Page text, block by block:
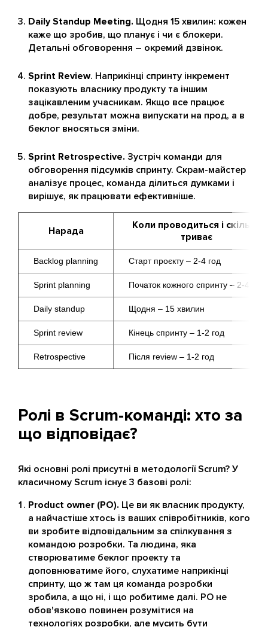
Daily Standup Meeting. Щодня 15 хвилин: кожен
каже що зробив, що планує і чи є блокери.
Детальні обговорення – окремий дзвінок.
Sprint Review. Наприкінці спринту інкремент
показують власнику продукту та іншим
зацікавленим учасникам. Якщо все працює
добре, результат можна випускати на прод, а в
беклог вносяться зміни.
Sprint Retrospective. Зустріч команди для
обговорення підсумків спринту. Скрам-майстер
аналізує процес, команда ділиться думками і
вирішує, як працювати ефективніше.
Нарада
Коли проводиться і скільки
триває
Backlog planning Старт проєкту – 2-4 год
Sprint planning Початок кожного спринту – 2-4 год
Daily standup Щодня – 15 хвилин
Sprint review Кінець спринту – 1-2 год
Retrospective Після review – 1-2 год
Ролі в Scrum-команді: хто за
що відповідає?
Які основні ролі присутні в методології Scrum? У
класичному Scrum існує 3 базові ролі:
Product owner (PO). Це ви як власник продукту,
а найчастіше хтось із ваших співробітників, кого
ви зробите відповідальним за спілкування з
командою розробки. Та людина, яка
створюватиме беклог проекту та
доповнюватиме його, слухатиме наприкінці
спринту, що ж там ця команда розробки
зробила, а що ні, і що робитиме далі. PO не
обов'язково повинен розумітися на
технологіях розробки, але мусить бути